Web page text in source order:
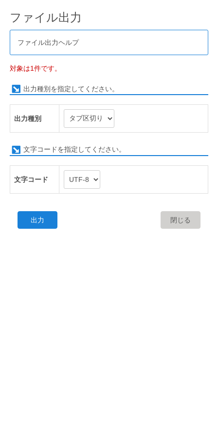
ファイル出力
ファイル出力ヘルプ
対象は1件です。
出力種別を指定してください。
出力種別
文字コードを指定してください。
文字コード